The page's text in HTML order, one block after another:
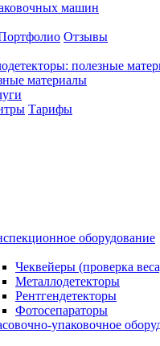
машин
Отзывы
полезные
материалы
Тарифы
оборудование
Чеквейеры (проверка
Металлодетекторы
Рентгендетекторы
Фотосепараторы
упаковочное